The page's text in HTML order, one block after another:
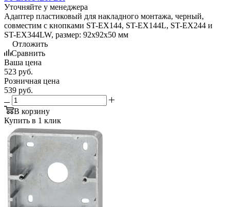
Уточняйте у менеджера
Адаптер пластиковый для накладного монтажа, черный,
совместим с кнопками ST-EX144, ST-EX144L, ST-EX244 и
ST-EX344LW, размер: 92х92х50 мм
Отложить
Сравнить
Ваша цена
523 руб.
Розничная цена
539 руб.
В корзину
Купить в 1 клик